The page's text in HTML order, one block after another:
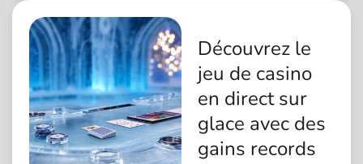
Découvrez le
jeu de casino
en direct sur
glace avec des
gains records